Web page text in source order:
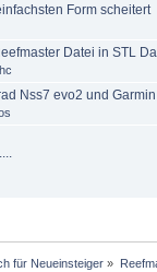
Form scheitert
Datei in STL
Nss7 evo2 und
für Neueinsteiger »